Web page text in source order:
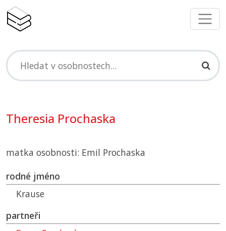
Theresia Prochaska
matka osobnosti: Emil Prochaska
rodné jméno
Krause
partneři